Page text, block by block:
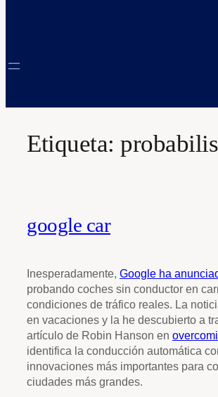
Etiqueta:
google car
Inesperadamente, Google ha
probando coches sin conductor en
condiciones de tráfico reales. La
en vacaciones y la he descubierto a
artículo de Robin Hanson en
identifica la conducción automática
innovaciones más importantes para
ciudades más grandes.